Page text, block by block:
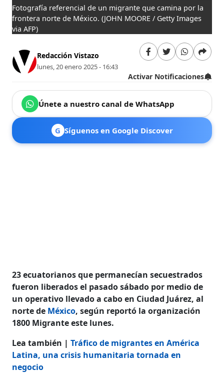
Fotografía referencial de un migrante que camina por la
frontera norte de México. (JOHN MOORE / Getty Images
via AFP)
Redacción Vistazo
lunes, 20 enero 2025 - 16:43
Activar Notificaciones
Únete a nuestro canal de WhatsApp
G Síguenos en Google Discover
23 ecuatorianos que permanecían secuestrados
fueron liberados el pasado sábado por medio de
un operativo llevado a cabo en Ciudad Juárez, al
norte de México, según reportó la organización
1800 Migrante este lunes.
Lea también |Tráfico de migrantes en América
Latina, una crisis humanitaria tornada en
negocio